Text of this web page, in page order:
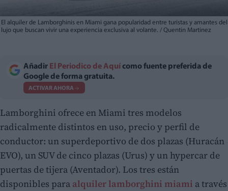
El alquiler de Lamborghinis en Miami gana popularidad entre turistas y amantes del
lujo que buscan vivir una experiencia exclusiva al volante. / Quentin Martinez
Añadir El Periodico de Aquí como fuente preferida de
Google de forma gratuita.
ACTIVAR AHORA
Lamborghini ofrece en Miami tres modelos
radicalmente distintos en uso, precio y perfil de
conductor: un superdeportivo de dos plazas (Huracán
EVO), un SUV de cinco plazas (Urus) y un hypercar de
puertas de tijera (Aventador). Los tres están
disponibles para alquiler lamborghini miami a través